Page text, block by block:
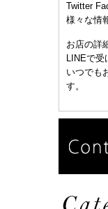
Twitter
様々な情
お店の詳
LINEで受
いつでも
す。